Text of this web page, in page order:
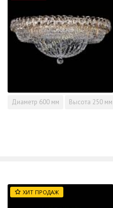
Диаметр 600 мм Высота 250 мм
ХИТ ПРОДАЖ